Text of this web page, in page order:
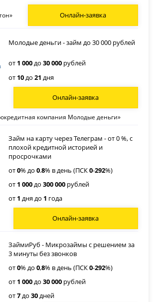
Онлайн-заявка
Молодые деньги - займ до 30 000 рублей
от 1 000до30 000 рублей
от 10до21 дня
компания Молодые деньги»
Онлайн-заявка
Займ на карту через Телеграм - от 0 %, с
плохой кредитной историей и
просрочками
от0% до0.8% в день (ПСК0-292%)
от 1 000до300 000 рублей
от 1 дня до 1 года
Онлайн-заявка
ЗаймиРуб - Микрозаймы с решением за
3 минуты без звонков
от0% до0,8% в день (ПСК0-292%)
от 1 000до30 000 рублей
от7до30дней